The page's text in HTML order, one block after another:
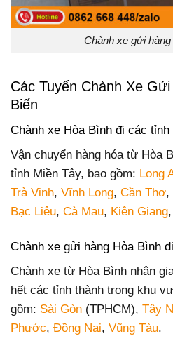
Chành xe gửi
Các Tuyến Chành Xe
Biến
Chành xe Hòa Bình đi các tỉnh
Vận chuyển hàng hóa từ Hòa
tỉnh Miền Tây, bao gồm: Long
Trà Vinh, Vĩnh Long, Cần Thơ,
Bạc Liêu, Cà Mau, Kiên Giang,
Chành xe gửi hàng Hòa Bình
Chành xe từ Hòa Bình nhận
hết các tỉnh thành trong khu
gồm: Sài Gòn (TPHCM), Tây
Phước, Đồng Nai, Vũng Tàu.